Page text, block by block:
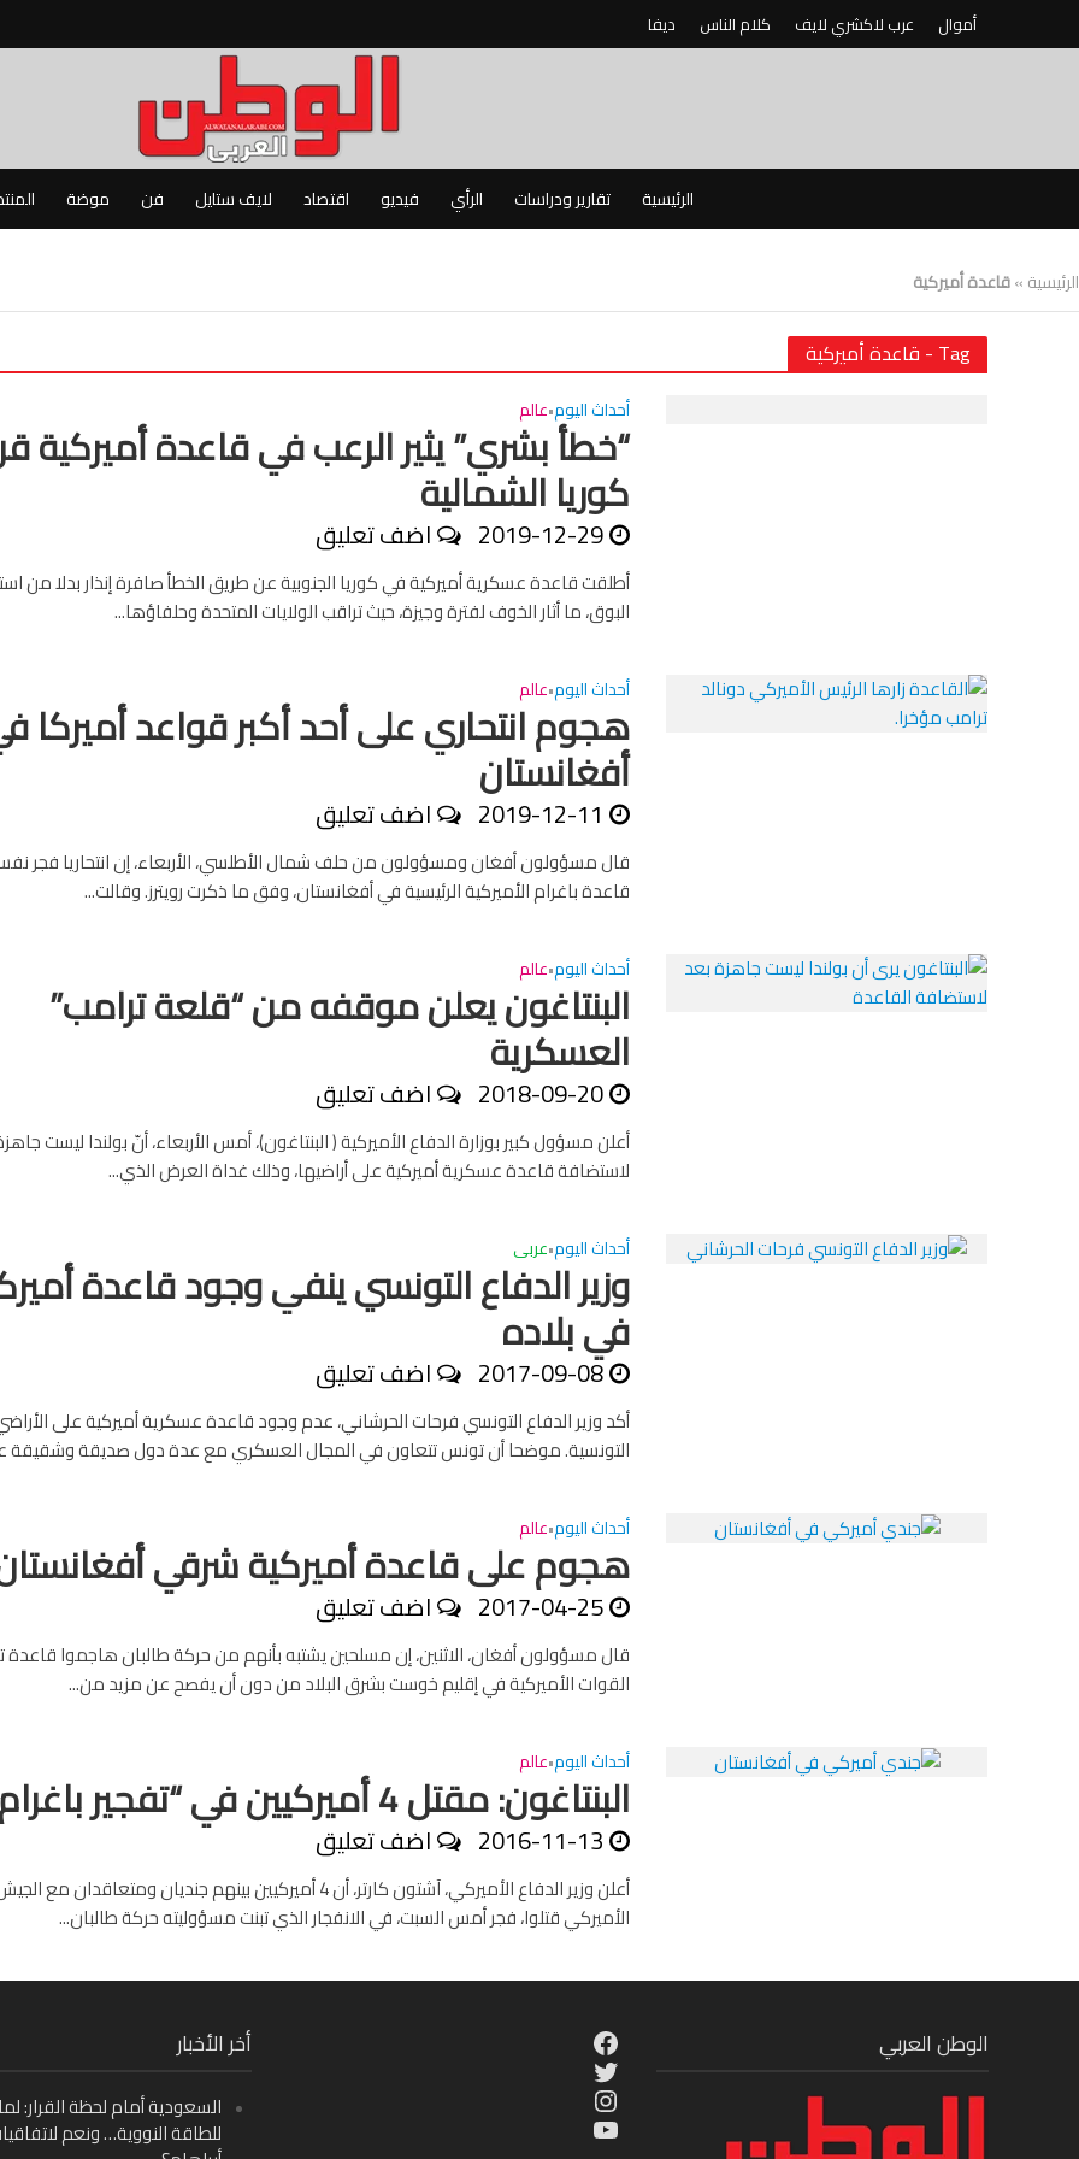
أموال عرب لاكشري لايف كلام الناس ديفا
الرئيسية تقارير ودراسات الرأي فيديو اقتصاد لايف ستايل فن موضة
الرئيسية»قاعدة أميركية
Tag - قاعدة أميركية
أحداث اليوم•عالم
“خطأ بشري” يثير الرعب في قاعدة أميركية
كوريا الشمالية
2019-12-29 اضف تعليق
أطلقت قاعدة عسكرية أميركية في كوريا الجنوبية عن طريق الخطأ صافرة إنذار بدلا من
البوق، ما أثار الخوف لفترة وجيزة، حيث تراقب الولايات المتحدة وحلفاؤها...
أحداث اليوم•عالم
هجوم انتحاري على أحد أكبر قواعد أميركا
أفغانستان
2019-12-11 اضف تعليق
قال مسؤولون أفغان ومسؤولون من حلف شمال الأطلسي، الأربعاء، إن انتحاريا فجر
قاعدة باغرام الأميركية الرئيسية في أفغانستان، وفق ما ذكرت رويترز. وقالت...
أحداث اليوم•عالم
البنتاغون يعلن موقفه من “قلعة ترامب”
العسكرية
2018-09-20 اضف تعليق
أعلن مسؤول كبير بوزارة الدفاع الأميركية ( البنتاغون)، أمس الأربعاء، أنّ بولندا ليست
لاستضافة قاعدة عسكرية أميركية على أراضيها، وذلك غداة العرض الذي...
أحداث اليوم•عربى
وزير الدفاع التونسي ينفي وجود قاعدة
في بلاده
2017-09-08 اضف تعليق
أكد وزير الدفاع التونسي فرحات الحرشاني، عدم وجود قاعدة عسكرية أميركية على
التونسية. موضحا أن تونس تتعاون في المجال العسكري مع عدة دول صديقة وشقيقة
أحداث اليوم•عالم
هجوم على قاعدة أميركية شرقي
2017-04-25 اضف تعليق
قال مسؤولون أفغان، الاثنين، إن مسلحين يشتبه بأنهم من حركة طالبان هاجموا قاعدة
القوات الأميركية في إقليم خوست بشرق البلاد من دون أن يفصح عن مزيد من...
أحداث اليوم•عالم
البنتاغون: مقتل 4 أميركيين في “تفجير باغرام”
2016-11-13 اضف تعليق
أعلن وزير الدفاع الأميركي، آشتون كارتر، أن 4 أميركيين بينهم جنديان ومتعاقدان مع
الأميركي قتلوا، فجر أمس السبت، في الانفجار الذي تبنت مسؤوليته حركة طالبان...
أخر الأخبار
السعودية أمام لحظة القرار:
للطاقة النووية… ونعم
Facebook
Twitter
Instagram
YouTube
الوطن العربي